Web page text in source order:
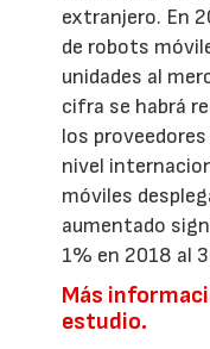
extranjero. En
de robots
unidades al
cifra se habrá
los
nivel
móviles
aumentado
1% en 2018 al
Más
estudio.